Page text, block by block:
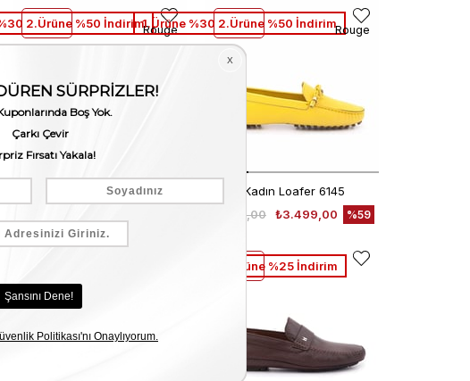
Rouge Kadın Loafer 6145
2.Ürüne %50 İndirimRouge
Rouge Kadın Loafer 6145
₺3.499,00
₺8.450,00 %59
1.Ürüne %30 2.Ürüne %50 İndirimRouge
1. Ürüne %10 2. Ürüne %25 İndirim